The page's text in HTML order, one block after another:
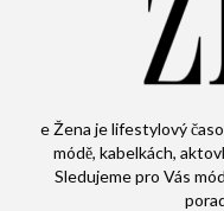
e Žena je lifestylový
módě, kabelkách,
Sledujeme pro Vás